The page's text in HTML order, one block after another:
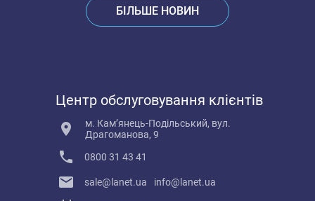
БІЛЬШЕ НОВИН
Центр обслуговування клієнтів
м. Кам’янець-Подільський, вул.
Драгоманова, 9
0800 31 43 41
sale@lanet.ua info@lanet.ua